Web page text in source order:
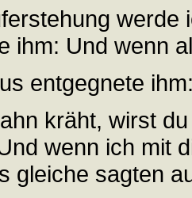
ihm: Und wenn
entgegnete
kräht, wirst
wenn ich mit
gleiche sagten